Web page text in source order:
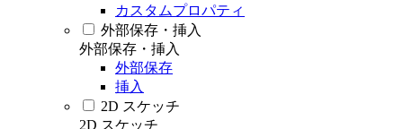
カスタムプロパティ
外部保存・挿入
外部保存・挿入
外部保存
挿入
2D スケッチ
2D スケッチ